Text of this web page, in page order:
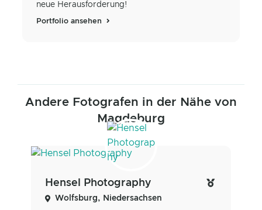
neue Herausforderung!
Portfolio ansehen
Andere Fotografen in der Nähe von
Magdeburg
Hensel Photography
Wolfsburg, Niedersachsen